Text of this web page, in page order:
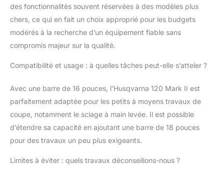
intégrée, réduit le
risque pendant le
fonctionnement. L'huile
automatique fournit un
approvisionnement
de chaîne pour une
efficace. Le système de
nettoyage d'air à
injection d'air élimine
particules de poussière
et de débris avant
améliorant la durée de
des fonctionnalités souvent réservées à des modèles plus
chers, ce qui en fait un choix approprié pour les budgets
modérés à la recherche d’un équipement fiable sans
compromis majeur sur la qualité.
Compatibilité et usage : à quelles tâches peut-elle s’atteler ?
Avec une barre de 16 pouces, l’Husqvarna 120 Mark II est
parfaitement adaptée pour les petits à moyens travaux de
coupe, notamment le sciage à main levée. Il est possible
d’étendre sa capacité en ajoutant une barre de 18 pouces
pour des travaux un peu plus exigeants.
Limites à éviter : quels travaux déconseillons-nous ?